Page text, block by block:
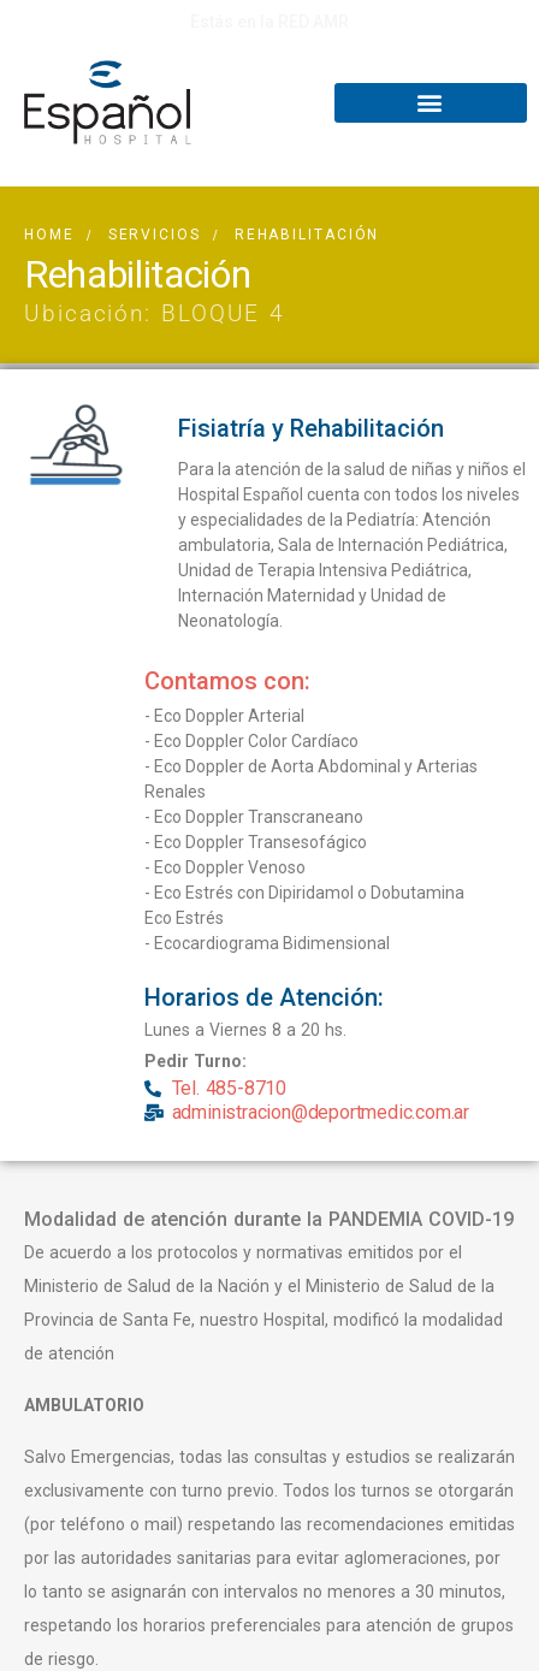
HOME SERVICIOS REHABILITACIÓN
Rehabilitación
Ubicación: BLOQUE 4
Fisiatría y Rehabilitación
Para la atención de la salud de niñas y niños el
Hospital Español cuenta con todos los niveles
y especialidades de la Pediatría: Atención
ambulatoria, Sala de Internación Pediátrica,
Unidad de Terapia Intensiva Pediátrica,
Internación Maternidad y Unidad de
Neonatología.
Contamos con:
- Eco Doppler Arterial
- Eco Doppler Color Cardíaco
- Eco Doppler de Aorta Abdominal y Arterias
Renales
- Eco Doppler Transcraneano
- Eco Doppler Transesofágico
- Eco Doppler Venoso
- Eco Estrés con Dipiridamol o Dobutamina
Eco Estrés
- Ecocardiograma Bidimensional
Horarios de Atención:
Lunes a Viernes 8 a 20 hs.
Pedir Turno:
Tel. 485-8710
administracion@deportmedic.com.ar
Modalidad de atención durante la PANDEMIA COVID-19
De acuerdo a los protocolos y normativas emitidos por el
Ministerio de Salud de la Nación y el Ministerio de Salud de la
Provincia de Santa Fe, nuestro Hospital, modificó la modalidad
de atención
AMBULATORIO
Salvo Emergencias, todas las consultas y estudios se realizarán
exclusivamente con turno previo. Todos los turnos se otorgarán
(por teléfono o mail) respetando las recomendaciones emitidas
por las autoridades sanitarias para evitar aglomeraciones, por
lo tanto se asignarán con intervalos no menores a 30 minutos,
respetando los horarios preferenciales para atención de grupos
de riesgo.